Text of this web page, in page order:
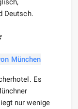
Deutsch.
Es
nur wenige